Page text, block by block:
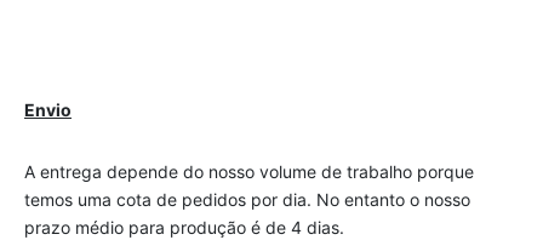
Envio
A entrega depende do nosso volume de trabalho porque
temos uma cota de pedidos por dia. No entanto o nosso
prazo médio para produção é de 4 dias.